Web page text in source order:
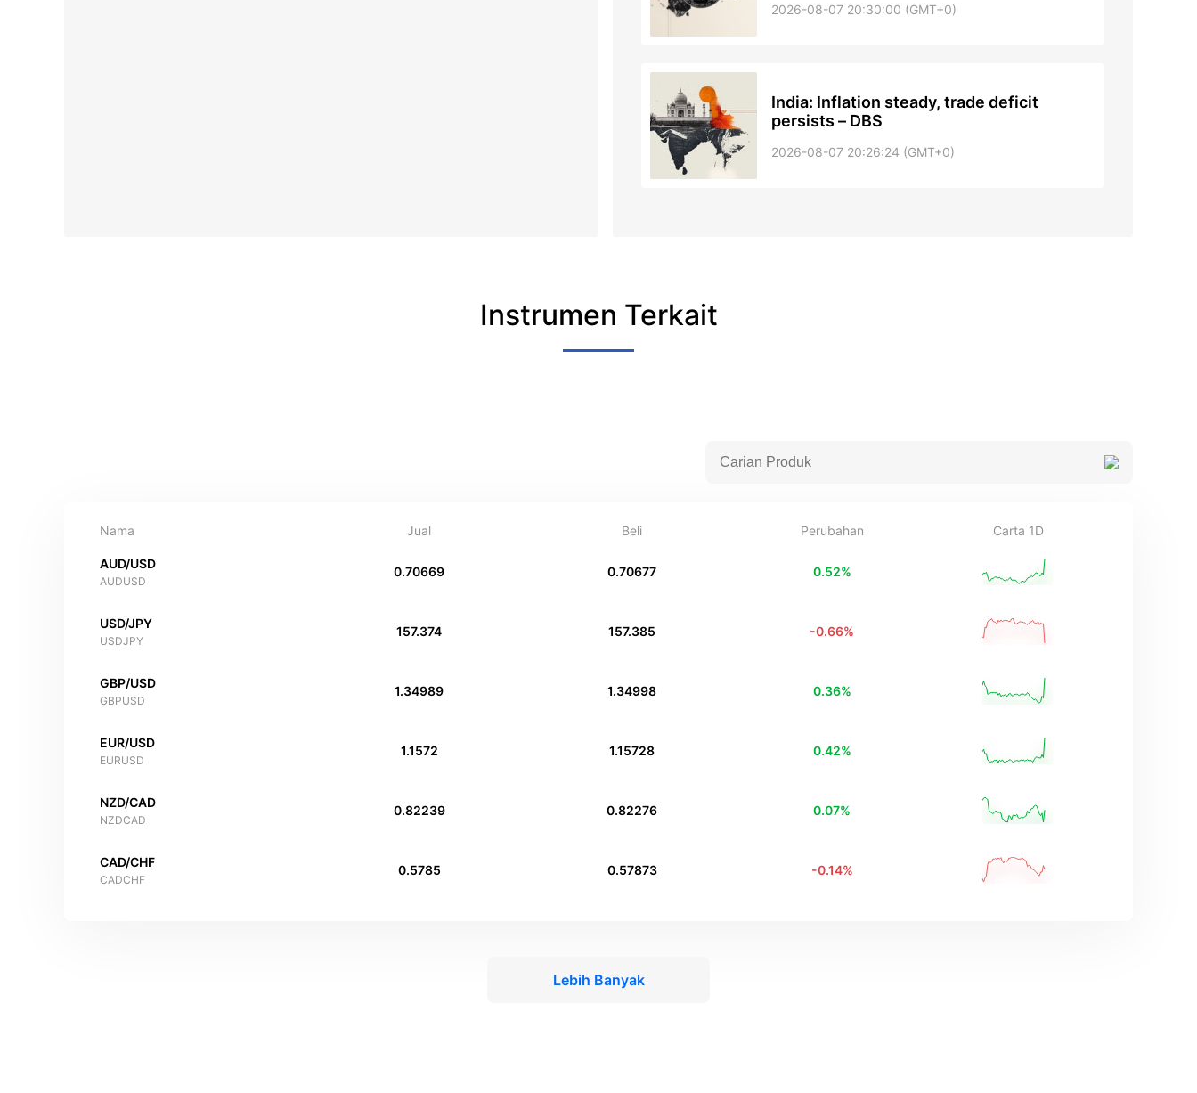
2026-08-07 20:30:00 (GMT+0)
India: Inflation steady, trade deficit
persists – DBS
2026-08-07 20:26:24 (GMT+0)
Instrumen Terkait
Nama Jual Beli Perubahan Carta 1D
AUD/USD
AUDUSD
0.70669 0.70677 0.52%
USD/JPY
USDJPY
157.374 157.385 -0.66%
GBP/USD
GBPUSD
1.34989 1.34998 0.36%
EUR/USD
EURUSD
1.1572 1.15728 0.42%
NZD/CAD
NZDCAD
0.82239 0.82276 0.07%
CAD/CHF
CADCHF
0.5785 0.57873 -0.14%
Lebih Banyak